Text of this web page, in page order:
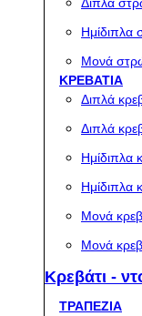
Διπλά
Ημίδιπλα
Μονά
ΚΡΕΒΑΤΙΑ
Διπλά
Διπλά
Ημίδιπλα
Ημίδιπλα
Μονά
Μονά
Κρεβάτι -
ΤΡΑΠΕΖΙΑ